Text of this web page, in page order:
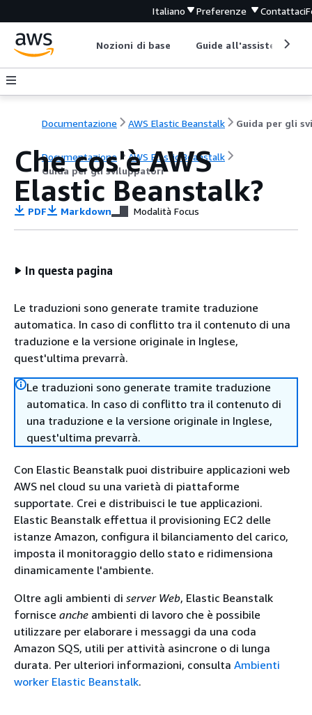
Italiano Preferenze Contattaci
Nozioni di base Guide all'assistenza
Documentazione AWS Elastic Beanstalk
Documentazione
AWS Elastic Beanstalk
Guida per gli sviluppatori
Che cos'è AWS
Elastic Beanstalk?
PDF Markdown Modalità Focus
In questa pagina
Le traduzioni sono generate tramite traduzione
automatica. In caso di conflitto tra il contenuto di una
traduzione e la versione originale in Inglese,
quest'ultima prevarrà.
Le traduzioni sono generate tramite traduzione
automatica. In caso di conflitto tra il contenuto di
una traduzione e la versione originale in Inglese,
quest'ultima prevarrà.
Con Elastic Beanstalk puoi distribuire applicazioni web
AWS nel cloud su una varietà di piattaforme
supportate. Crei e distribuisci le tue applicazioni.
Elastic Beanstalk effettua il provisioning EC2 delle
istanze Amazon, configura il bilanciamento del carico,
imposta il monitoraggio dello stato e ridimensiona
dinamicamente l'ambiente.
Oltre agli ambienti di server Web, Elastic Beanstalk
fornisce anche ambienti di lavoro che è possibile
utilizzare per elaborare i messaggi da una coda
Amazon SQS, utili per attività asincrone o di lunga
durata. Per ulteriori informazioni, consulta Ambienti
worker Elastic Beanstalk.